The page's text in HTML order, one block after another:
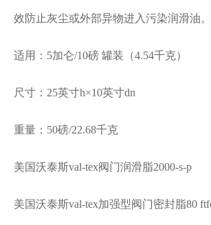
效防止灰尘或外部异物进入污染润滑油。
适用：5加仑/10磅 罐装（4.54千克）
尺寸：25英寸h×10英寸dn
重量：50磅/22.68千克
美国沃泰斯val-tex阀门润滑脂2000-s-p
美国沃泰斯val-tex加强型阀门密封脂80